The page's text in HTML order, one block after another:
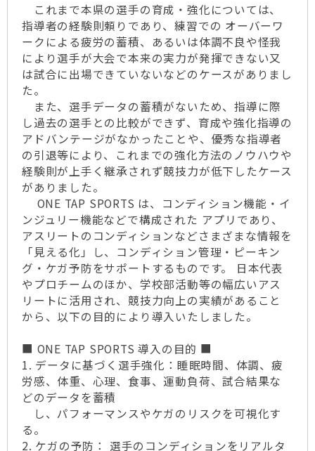
これまで本県の選手の育成・強化については、
指導者の経験則頼りであり、練習での オーバーワ
ークによる疲労の蓄積、あるいは体調不良や怪我
により選手が大会で本来の実力が発揮できない又
は試合に出場できていないなどのケースがありまし
た。
また、選手データの蓄積がないため、指導に際
し過去の選手との比較ができず、育成や強化指導の
アドバンテージがなかったことや、優秀な指導者
の引退等により、これまでの強化方法のノウハウや
経験則が上手く継承されず競技力が低下したケース
がありました。
ONE TAP SPORTS は、コンディション機能・イ
ンジュリー機能などで構成された アプリであり、
アスリートのコンディションなどさまざまな情報を
「見える化」し、コンディション管理・ピーキン
グ・ケガ予防をサポートするものです。 日本代表
やプロチームのほか、学校部活動等の幅広いアス
リートに活用され、競技力向上の実績があること
から、以下の目的により導入いたしました。
■ ONE TAP SPORTS 導入の目的 ■
1. データに基づく選手強化：睡眠時間、体調、疲
労感、体重、心理、食事、運動負荷、試合結果な
どのデータを蓄積
し、パフォーマンスやケガのリスクを可視化す
る。
2. ケガの予防： 選手のコンディションをリアルタ